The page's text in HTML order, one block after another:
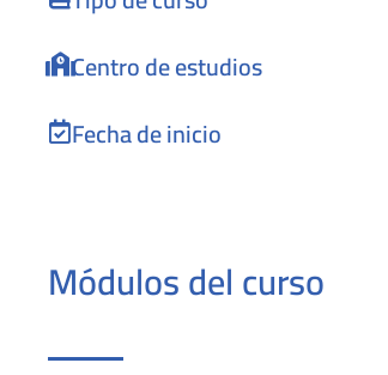
Centro de estudios
Fecha de inicio
Módulos del curso